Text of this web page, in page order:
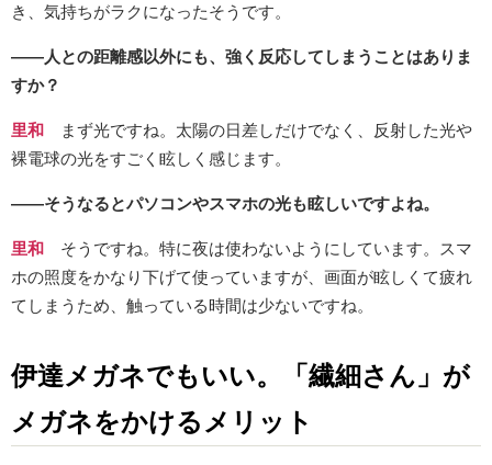
き、気持ちがラクになったそうです。
――人との距離感以外にも、強く反応してしまうことはありま
すか？
里和 まず光ですね。太陽の日差しだけでなく、反射した光や
裸電球の光をすごく眩しく感じます。
――そうなるとパソコンやスマホの光も眩しいですよね。
里和 そうですね。特に夜は使わないようにしています。スマ
ホの照度をかなり下げて使っていますが、画面が眩しくて疲れ
てしまうため、触っている時間は少ないですね。
伊達メガネでもいい。「繊細さん」が
メガネをかけるメリット